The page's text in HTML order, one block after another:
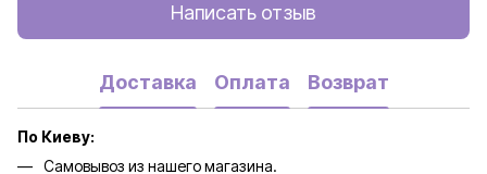
Написать отзыв
Доставка Оплата Возврат
По Киеву:
Самовывоз из нашего магазина.